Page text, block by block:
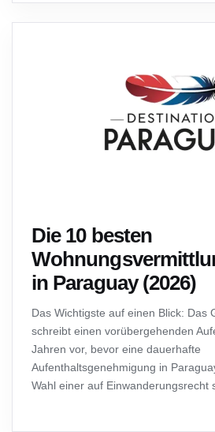
Die 10 besten
in Paraguay (2026)
Das Wichtigste auf einen Blick: Das
schreibt einen vorübergehenden
Jahren vor, bevor eine dauerhafte
Aufenthaltsgenehmigung in
Wahl einer auf Einwanderungsrecht